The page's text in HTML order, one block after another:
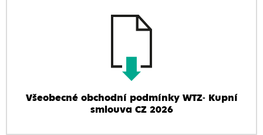
Všeobecné obchodní podmínky WTZ- Kupní
smlouva CZ 2026